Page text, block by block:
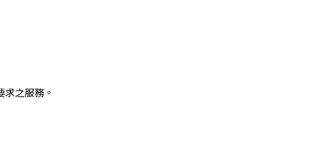
之服務。